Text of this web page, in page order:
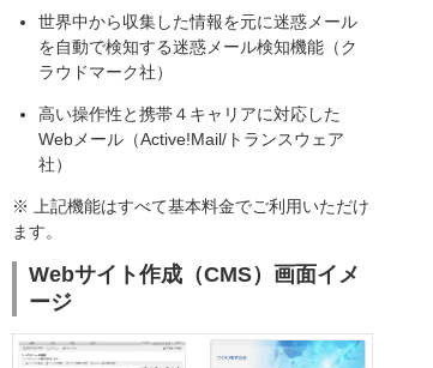
世界中から収集した情報を元に迷惑メール
を自動で検知する迷惑メール検知機能（ク
ラウドマーク社）
高い操作性と携帯４キャリアに対応した
Webメール（Active!Mail/トランスウェア
社）
※ 上記機能はすべて基本料金でご利用いただけ
ます。
Webサイト作成（CMS）画面イメ
ージ